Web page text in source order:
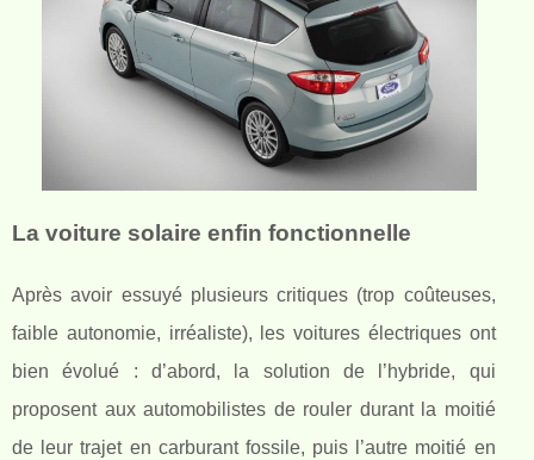
La voiture solaire enfin fonctionnelle
Après avoir essuyé plusieurs critiques (trop coûteuses,
faible autonomie, irréaliste), les voitures électriques ont
bien évolué : d’abord, la solution de l’hybride, qui
proposent aux automobilistes de rouler durant la moitié
de leur trajet en carburant fossile, puis l’autre moitié en